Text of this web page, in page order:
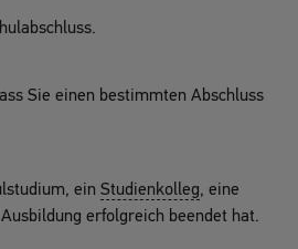
Sie einen bestimmten Abschluss
ein Studienkolleg, eine
erfolgreich beendet hat.